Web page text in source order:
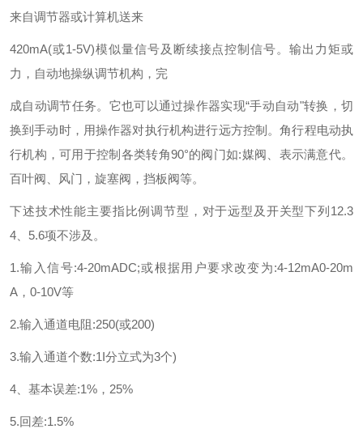
来自调节器或计算机送来
420mA(或1-5V)模似量信号及断续接点控制信号。输出力矩或
力，自动地操纵调节机构，完
成自动调节任务。它也可以通过操作器实现“手动自动"转换，切
换到手动时，用操作器对执行机构进行远方控制。角行程电动执
行机构，可用于控制各类转角90°的阀门如:媒阀、表示满意代。
百叶阀、风门，旋塞阀，挡板阀等。
下述技术性能主要指比例调节型，对于远型及开关型下列 12.3
4
5.6项不涉及。
1.输入信号:4-20mADC;或根据用户要求改变为:4-12mA0-20m
A ， 0-10V等
2.输入通道电阻:250(或200)
3.输入通道个数:1I分立式为3个)
4 、基本误差:1% ， 25%
5.回差:1.5%